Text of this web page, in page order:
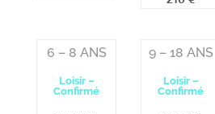
6 – 8 ANS
Loisir –
Confirmé
9 – 18 ANS
Loisir –
Confirmé